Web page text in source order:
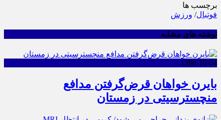
برچسب ها
فوتبال/ ورزش
نوشته های مشابه
1398-10-04
بایرن خواهان قرض‌گرفتن مدافع
منچسترسیتی در زمستان